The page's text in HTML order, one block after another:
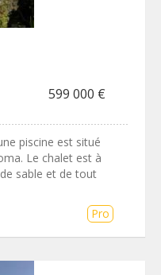
599 000 €
piscine est situé
Le chalet est à
sable et de tout
Pro